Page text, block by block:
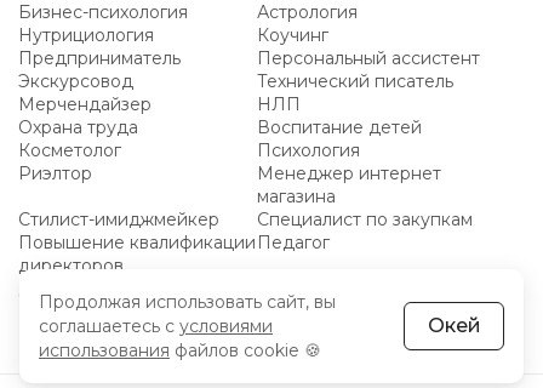
Бизнес-психология
Астрология
Нутрициология
Коучинг
Предприниматель
Персональный ассистент
Экскурсовод
Технический писатель
Мерчендайзер
НЛП
Охрана труда
Воспитание детей
Косметолог
Психология
Риэлтор
Менеджер интернет
магазина
Стилист-имиджмейкер
Специалист по закупкам
Повышение квалификации
директоров
Педагог
Продолжая использовать сайт, вы
соглашаетесь с условиями
использования файлов cookie 🍪
Окей